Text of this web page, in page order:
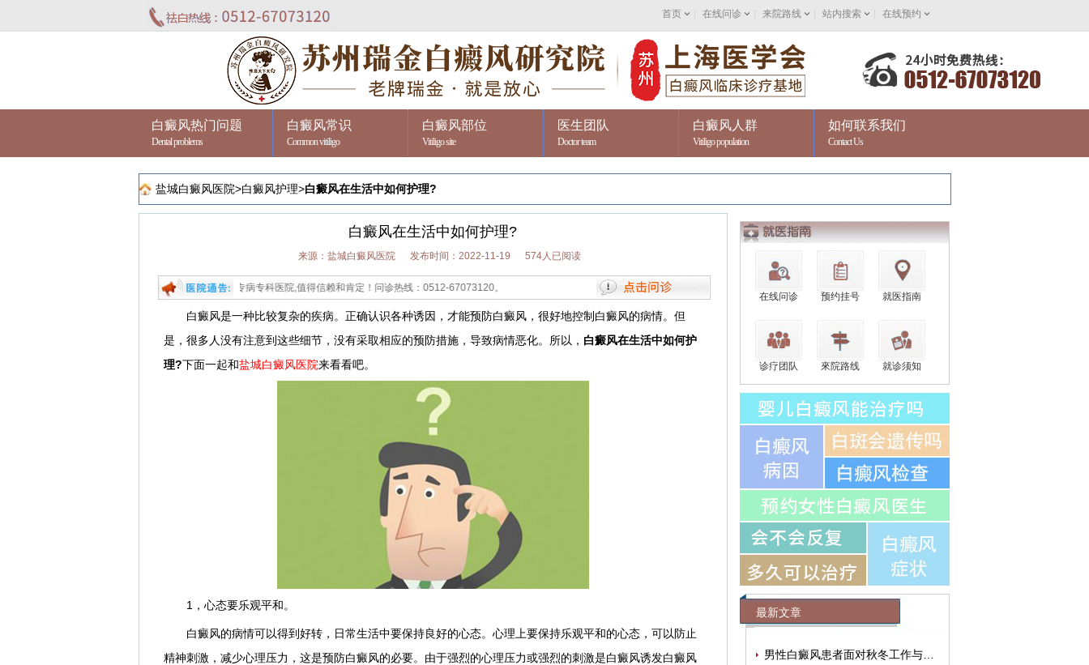
首页 在线问诊 来院路线 站内搜索 在线预约
白癜风热门问题
Dental problems
白癜风常识
Common vitiligo
白癜风部位
Vitiligo site
医生团队
Doctor team
白癜风人群
Vitiligo population
如何联系我们
Contact Us
盐城白癜风医院>白癜风护理>白癜风在生活中如何护理?
白癜风在生活中如何护理?
来源：盐城白癜风医院 发布时间：2022-11-19 574人已阅读
风医院进行治疗,苏州瑞金是江苏省专业祛白的专病专科医院,值得信赖和肯定！问诊热线：0512-67073120。
白癜风是一种比较复杂的疾病。正确认识各种诱因，才能预防白癜风，很好地控制白癜风的病情。但
是，很多人没有注意到这些细节，没有采取相应的预防措施，导致病情恶化。所以， 白癜风在生活中如何护
理?下面一起和盐城白癜风医院来看看吧。
1，心态要乐观平和。
白癜风的病情可以得到好转，日常生活中要保持良好的心态。心理上要保持乐观平和的心态，可以防止
精神刺激，减少心理压力，这是预防白癜风的必要。由于强烈的心理压力或强烈的刺激是白癜风诱发白癜风
在线问诊 预约挂号 就医指南
诊疗团队 來院路线 就诊须知
最新文章
男性白癜风患者面对秋冬工作与生活压力